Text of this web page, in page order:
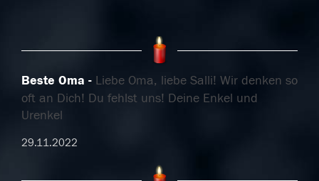
Beste Oma
Liebe Oma, liebe Salli! Wir denken so
oft an Dich! Du fehlst uns! Deine Enkel und
Urenkel
29.11.2022